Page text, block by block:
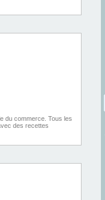
du commerce. Tous les
des recettes